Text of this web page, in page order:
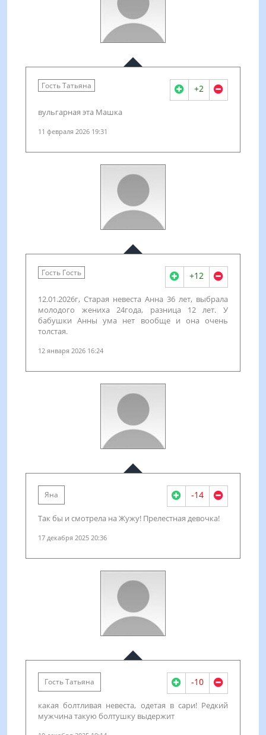
Гость Татьяна +2
вульгарная эта Машка
11 февраля 2026 19:31
Гость Гость +12
12.01.2026г, Старая невеста Анна 36 лет, выбрала
молодого жениха 24года, разница 12 лет. У
бабушки Анны ума нет вообще и она очень
толстая.
12 января 2026 16:24
Яна -14
Так бы и смотрела на Жужу! Прелестная девочка!
17 декабря 2025 20:36
Гость Татьяна -10
какая болтливая невеста, одетая в сари! Редкий
мужчина такую болтушку выдержит